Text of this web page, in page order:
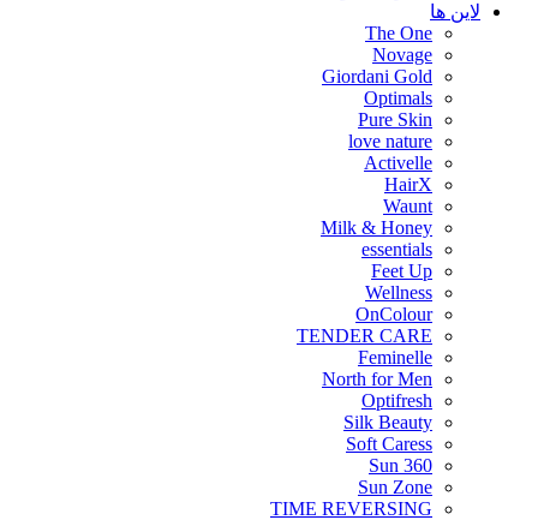
لاین ها
The One
Novage
Giordani Gold
Optimals
Pure Skin
love nature
Activelle
HairX
Waunt
Milk & Honey
essentials
Feet Up
Wellness
OnColour
TENDER CARE
Feminelle
North for Men
Optifresh
Silk Beauty
Soft Caress
Sun 360
Sun Zone
TIME REVERSING